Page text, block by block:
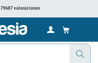
valoraciones